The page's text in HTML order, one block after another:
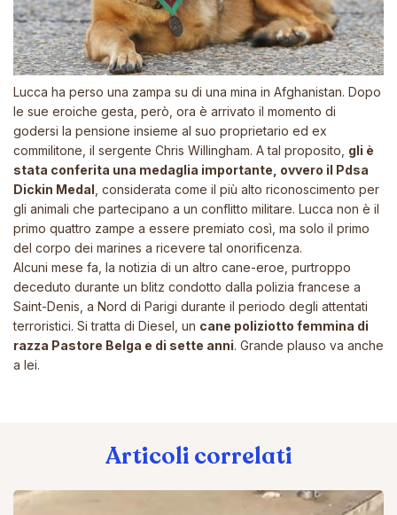
Lucca ha perso una zampa su di una mina in Afghanistan. Dopo
le sue eroiche gesta, però, ora è arrivato il momento di
godersi la pensione insieme al suo proprietario ed ex
commilitone, il sergente Chris Willingham. A tal proposito, gli è
stata conferita una medaglia importante, ovvero il Pdsa
Dickin Medal , considerata come il più alto riconoscimento per
gli animali che partecipano a un conflitto militare. Lucca non è il
primo quattro zampe a essere premiato così, ma solo il primo
del corpo dei marines a ricevere tal onorificenza.
Alcuni mese fa, la notizia di un altro cane-eroe, purtroppo
deceduto durante un blitz condotto dalla polizia francese a
Saint-Denis, a Nord di Parigi durante il periodo degli attentati
terroristici. Si tratta di Diesel , un cane poliziotto femmina di
razza Pastore Belga e di sette anni. Grande plauso va anche
a lei.
Articoli correlati